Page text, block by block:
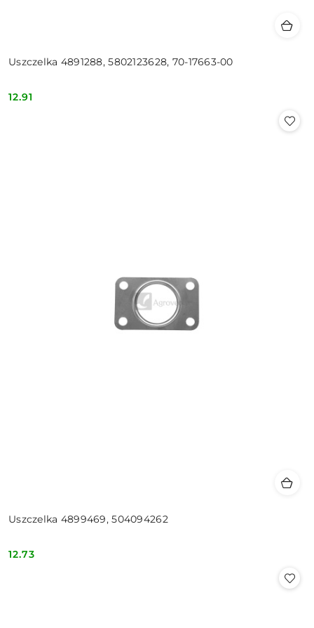
Uszczelka 4891288, 5802123628, 70-17663-00
Cena:
12.91
Uszczelka 4899469, 504094262
Cena:
12.73